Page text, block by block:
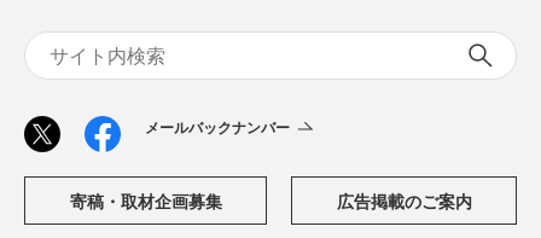
メールバックナンバー
寄稿・取材企画募集 広告掲載のご案内